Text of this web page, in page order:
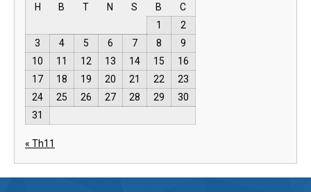
H
B T N S B
C
1
2
3
4 5 6 7 8
9
10
11 12 13 14 15
16
17
18 19 20 21 22
23
24
25 26 27 28 29
30
31
« Th11